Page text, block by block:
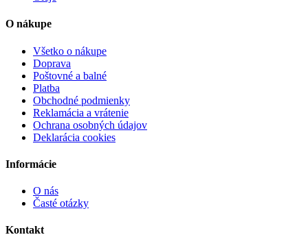
O nákupe
Všetko o nákupe
Doprava
Poštovné a balné
Platba
Obchodné podmienky
Reklamácia a vrátenie
Ochrana osobných údajov
Deklarácia cookies
Informácie
O nás
Časté otázky
Kontakt